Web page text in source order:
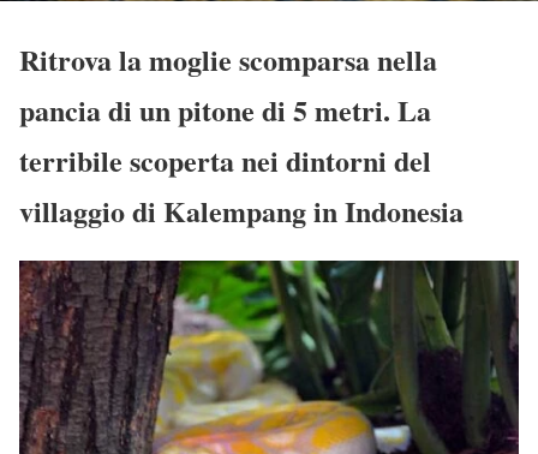
Ritrova la moglie scomparsa nella
pancia di un pitone di 5 metri. La
terribile scoperta nei dintorni del
villaggio di Kalempang in Indonesia